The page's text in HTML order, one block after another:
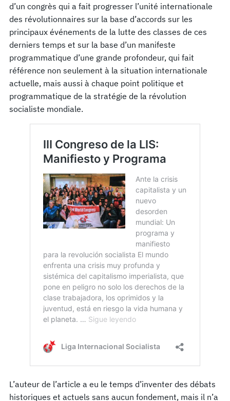
d’un congrès qui a fait progresser l’unité internationale
des révolutionnaires sur la base d’accords sur les
principaux événements de la lutte des classes de ces
derniers temps et sur la base d’un manifeste
programmatique d’une grande profondeur, qui fait
référence non seulement à la situation internationale
actuelle, mais aussi à chaque point politique et
programmatique de la stratégie de la révolution
socialiste mondiale.
L’auteur de l’article a eu le temps d’inventer des débats
historiques et actuels sans aucun fondement, mais il n’a